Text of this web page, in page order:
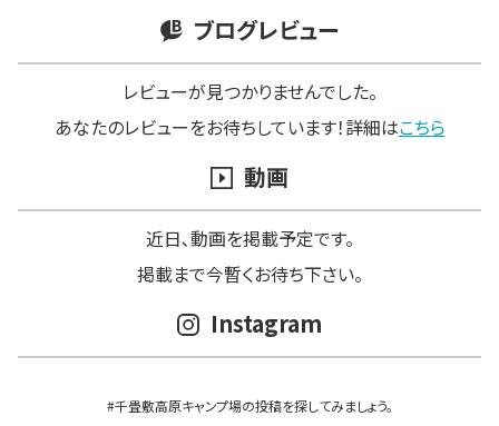
ブログレビュー
レビューが見つかりませんでした。
あなたのレビューをお待ちしています！詳細はこちら
動画
近日､動画を掲載予定です。
掲載まで今暫くお待ち下さい。
Instagram
#千畳敷高原キャンプ場の投稿を探してみましょう。